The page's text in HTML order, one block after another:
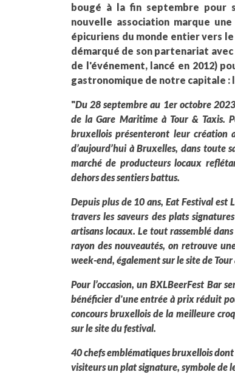
bougé à la fin septembre pour
nouvelle association marque
épicuriens du monde entier vers
démarqué de son partenariat
de l'événement, lancé en 2012)
gastronomique de notre capitale :
"Du 28 septembre au 1er octobre
de la Gare Maritime à Tour & Taxis.
bruxellois présenteront leur création
d’aujourd’hui à Bruxelles, dans toute
marché de producteurs locaux
dehors des sentiers battus.
Depuis plus de 10 ans, Eat Festival est
travers les saveurs des plats
artisans locaux. Le tout rassemblé
rayon des nouveautés, on retrouve
week-end, également sur le site de Tour
Pour l’occasion, un BXLBeerFest Bar
bénéficier d'une entrée à prix réduit
concours bruxellois de la meilleure
sur le site du festival.
40 chefs emblématiques bruxellois
visiteurs un plat signature, symbole de